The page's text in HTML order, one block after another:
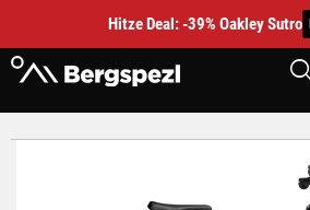
Hitze Deal: -39% Oakley Sutro